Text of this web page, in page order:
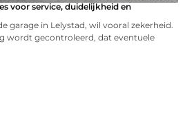
voor service, duidelijkheid en
garage in Lelystad, wil vooral zekerheid.
wordt gecontroleerd, dat eventuele